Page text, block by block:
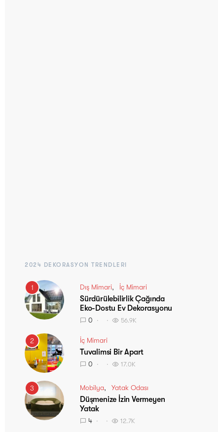
2024 DEKORASYON TRENDLERI
1 Dış Mimari İç Mimari
Sürdürülebilirlik Çağında
Eko-Dostu Ev Dekorasyonu
0 56.9K
2 İç Mimari
Tuvalimsi Bir Apart
0 17.0K
3 Mobilya Yatak Odası
Düşmenize İzin Vermeyen
Yatak
4 12.7K